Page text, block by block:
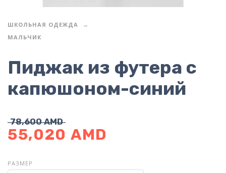
ШКОЛЬНАЯ ОДЕЖДА
МАЛЬЧИК
Пиджак из футера с
капюшоном-синий
78,600AMD
55,020 AMD
РАЗМЕР